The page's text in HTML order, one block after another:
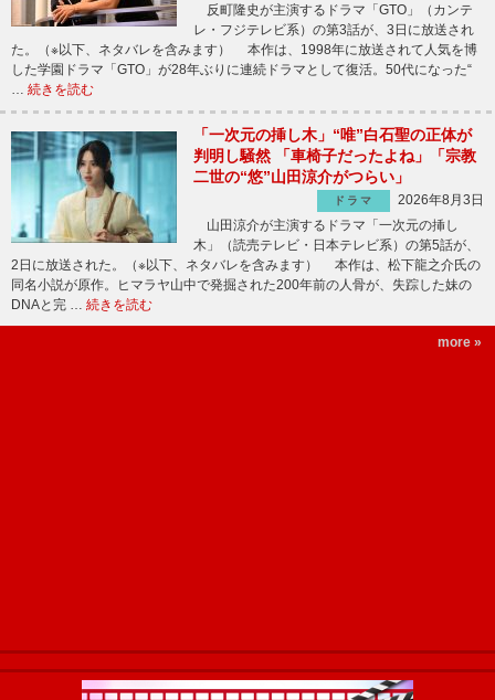
反町隆史が主演するドラマ「GTO」（カンテ
レ・フジテレビ系）の第3話が、3日に放送され
た。（※以下、ネタバレを含みます） 本作は、1998年に放送されて人気を博
した学園ドラマ「GTO」が28年ぶりに連続ドラマとして復活。50代になった“
続きを読む
「一次元の挿し木」“唯”白石聖の正体が
判明し騒然 「車椅子だったよね」「宗教
二世の“悠”山田涼介がつらい」
ドラマ
2026年8月3日
山田涼介が主演するドラマ「一次元の挿し
木」（読売テレビ・日本テレビ系）の第5話が、
2日に放送された。（※以下、ネタバレを含みます） 本作は、松下龍之介氏の
同名小説が原作。ヒマラヤ山中で発掘された200年前の人骨が、失踪した妹の
DNAと完 … 続きを読む
more »